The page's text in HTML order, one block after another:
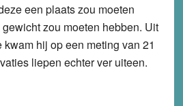
een plaats zou moeten
zou moeten hebben. Uit
kwam hij op een meting van 21
liepen echter ver uiteen.